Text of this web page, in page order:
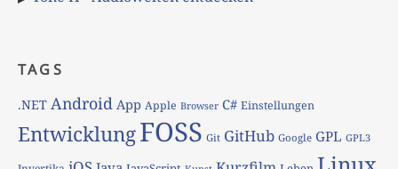
TAGS
.NET Android App Apple Browser C# Einstellungen
EntwicklungFOSS Git GitHub Google GPL GPL3